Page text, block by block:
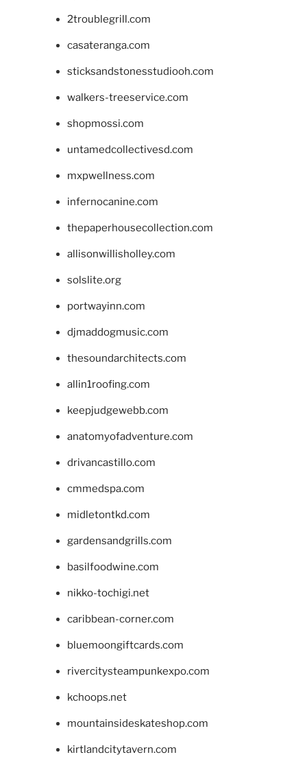
2troublegrill.com
casateranga.com
sticksandstonesstudiooh.com
walkers-treeservice.com
shopmossi.com
untamedcollectivesd.com
mxpwellness.com
infernocanine.com
thepaperhousecollection.com
allisonwillisholley.com
solslite.org
portwayinn.com
djmaddogmusic.com
thesoundarchitects.com
allin1roofing.com
keepjudgewebb.com
anatomyofadventure.com
drivancastillo.com
cmmedspa.com
midletontkd.com
gardensandgrills.com
basilfoodwine.com
nikko-tochigi.net
caribbean-corner.com
bluemoongiftcards.com
rivercitysteampunkexpo.com
kchoops.net
mountainsideskateshop.com
kirtlandcitytavern.com